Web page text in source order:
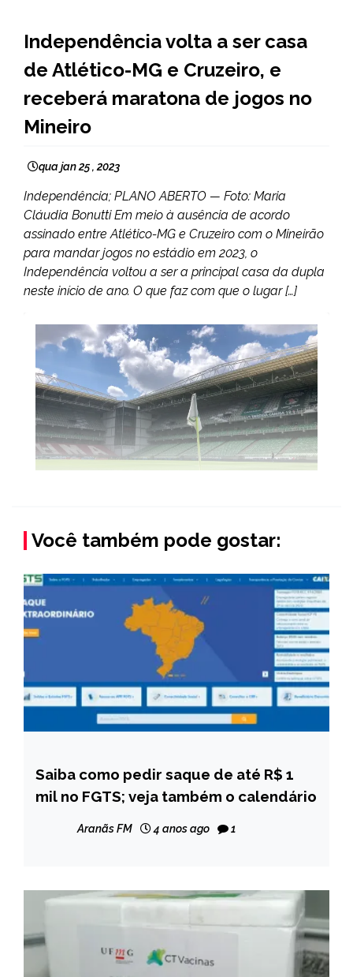
Independência volta a ser casa
de Atlético-MG e Cruzeiro, e
receberá maratona de jogos no
Mineiro
qua jan 25 , 2023
Independência; PLANO ABERTO — Foto: Maria
Cláudia Bonutti Em meio à ausência de acordo
assinado entre Atlético-MG e Cruzeiro com o Mineirão
para mandar jogos no estádio em 2023, o
Independência voltou a ser a principal casa da dupla
neste início de ano. O que faz com que o lugar […]
Você também pode gostar:
BRASIL
NOTÍCIAS
Saiba como pedir saque de até R$ 1
mil no FGTS; veja também o calendário
Aranãs FM 4 anos ago 1